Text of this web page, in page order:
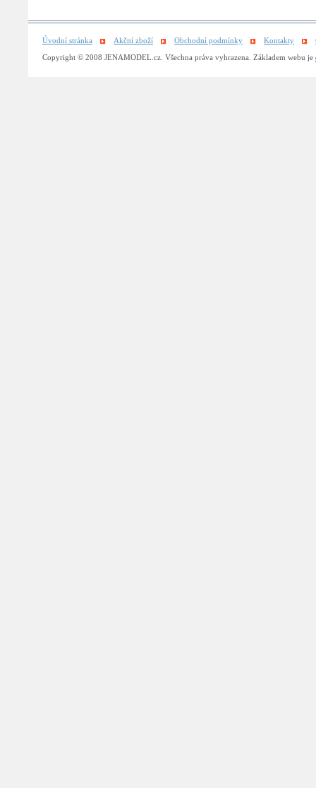
Úvodní stránka Akční zboží Obchodní podmínky Kontakty
Copyright © 2008 JENAMODEL.cz. Všechna práva vyhrazena. Základem webu je